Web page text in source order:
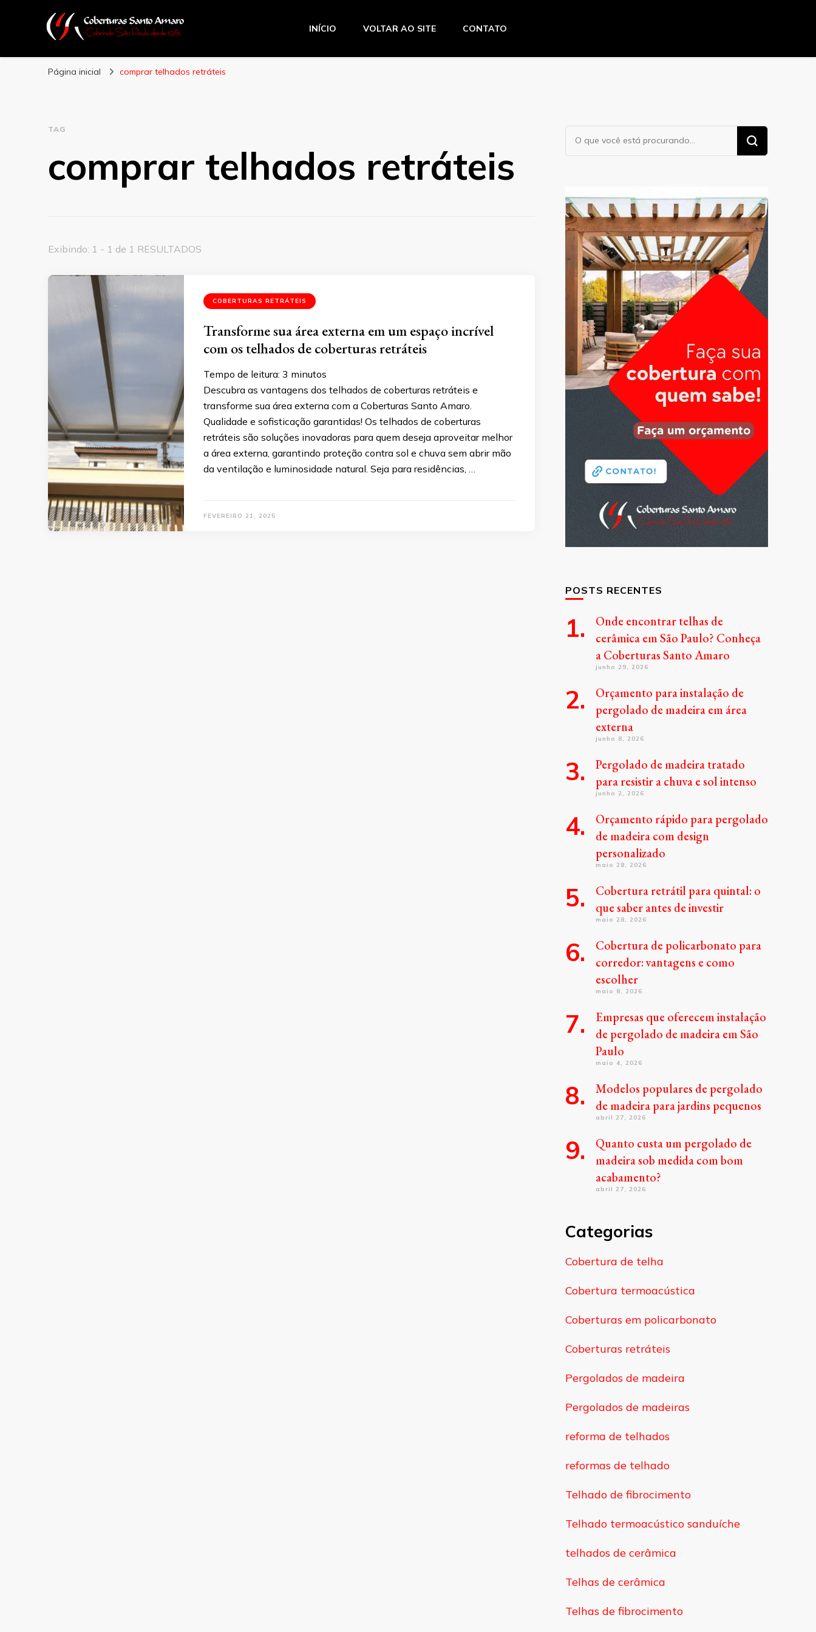
Coberturas Santo Amaro
INÍCIO VOLTAR AO SITE CONTATO
Página inicial comprar telhados retráteis
TAG
comprar telhados retráteis
Exibindo: 1 - 1 de 1 RESULTADOS
COBERTURAS RETRÁTEIS
Transforme sua área externa em um espaço incrível
com os telhados de coberturas retráteis
Tempo de leitura: 3 minutos
Descubra as vantagens dos telhados de coberturas retráteis e
transforme sua área externa com a Coberturas Santo Amaro.
Qualidade e sofisticação garantidas! Os telhados de coberturas
retráteis são soluções inovadoras para quem deseja aproveitar melhor
a área externa, garantindo proteção contra sol e chuva sem abrir mão
da ventilação e luminosidade natural. Seja para residências, …
FEVEREIRO 21, 2025
Procurando
POSTS RECENTES
Onde encontrar telhas de
cerâmica em São Paulo? Conheça
a Coberturas Santo Amaro
junho 29, 2026
Orçamento para instalação de
pergolado de madeira em área
externa
junho 8, 2026
Pergolado de madeira tratado
para resistir a chuva e sol intenso
junho 2, 2026
Orçamento rápido para pergolado
de madeira com design
personalizado
maio 28, 2026
Cobertura retrátil para quintal: o
que saber antes de investir
maio 28, 2026
Cobertura de policarbonato para
corredor: vantagens e como
escolher
maio 8, 2026
Empresas que oferecem instalação
de pergolado de madeira em São
Paulo
maio 4, 2026
Modelos populares de pergolado
de madeira para jardins pequenos
abril 27, 2026
Quanto custa um pergolado de
madeira sob medida com bom
acabamento?
abril 27, 2026
Categorias
Cobertura de telha
Cobertura termoacústica
Coberturas em policarbonato
Coberturas retráteis
Pergolados de madeira
Pergolados de madeiras
reforma de telhados
reformas de telhado
Telhado de fibrocimento
Telhado termoacústico sanduíche
telhados de cerâmica
Telhas de cerâmica
Telhas de fibrocimento